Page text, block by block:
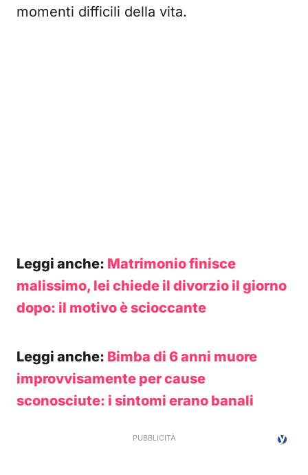
momenti difficili della vita.
Leggi anche: Matrimonio finisce
malissimo, lei chiede il divorzio il giorno
dopo: il motivo è scioccante
Leggi anche: Bimba di 6 anni muore
improvvisamente per cause
sconosciute: i sintomi erano banali